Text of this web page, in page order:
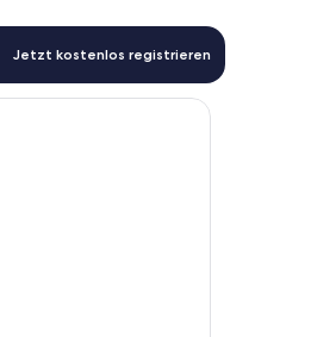
Jetzt kostenlos registrieren